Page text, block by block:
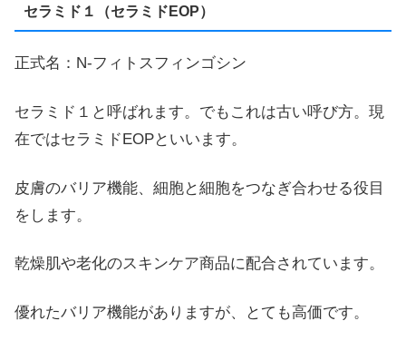
セラミド１（セラミドEOP）
正式名：N-フィトスフィンゴシン
セラミド１と呼ばれます。でもこれは古い呼び方。現
在ではセラミドEOPといいます。
皮膚のバリア機能、細胞と細胞をつなぎ合わせる役目
をします。
乾燥肌や老化のスキンケア商品に配合されています。
優れたバリア機能がありますが、とても高価です。